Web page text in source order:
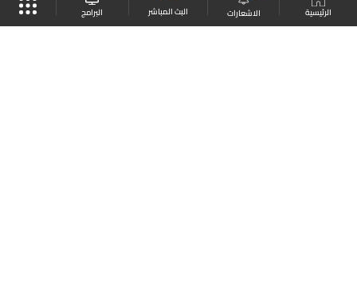
الرئيسية الاشعارات البث المباشر البرامج
موقع البرامج الجدول البث المباشر